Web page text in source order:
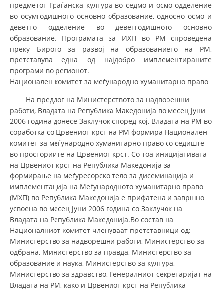
предметот Граѓанска култура во седмо и осмо одделение
во осумгодишното основно образование, односно осмо и
деветто одделение во деветгодишното основно
образование. Програмата за ИХП во РМ спроведена
преку Бирото за развој на образованието на РМ,
претставува една од најдобро имплементираните
програми во регионот.
Национален комитет за меѓународно хуманитарно право
На предлог на Министерството за надворешни
работи, Владата на Република Македонија во месец јуни
2006 година донесе Заклучок според кој, Владата на РМ во
соработка со Црвениот крст на РМ формира Национален
комитет за меѓународно хуманитарно право со седиште
во просториите на Црвениот крст. Со тоа иницијативата
на Црвениот крст на Република Македонија за
формирање на меѓуресорско тело за дисеминација и
имплементација на Меѓународното хуманитарно право
(МХП) во Република Македонија е прифатена и завршно
усвоена во месец јуни 2006 година со Заклучок на
Владата на Република Македонија.Во состав на
Националниот комитет членуваат претставници од:
Министерство за надворешни работи, Министерство за
одбрана, Министерство за правда, Министерство за
образование и наука, Министерство за култура,
Министерство за здравство, Генералниот секретаријат на
Владата на РМ, како и Црвениот крст на Република